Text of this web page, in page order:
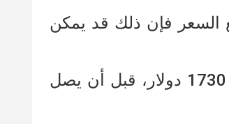
السعر فإن ذلك قد يمكن
إلا أنه وفي حال لم يحدث ذلك فإن الذهب سيتجه نحو 1730 دولار، قبل أن يصل